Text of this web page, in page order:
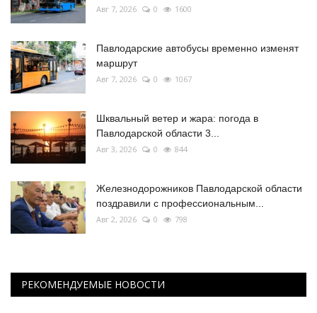
Авг 7, 2026 0 1600
Павлодарские автобусы временно изменят
маршрут
Авг 7, 2026 0 1067
Шквальный ветер и жара: погода в
Павлодарской области 3...
Авг 3, 2026 0 844
Железнодорожников Павлодарской области
поздравили с профессиональным...
Авг 2, 2026 0 798
РЕКОМЕНДУЕМЫЕ НОВОСТИ